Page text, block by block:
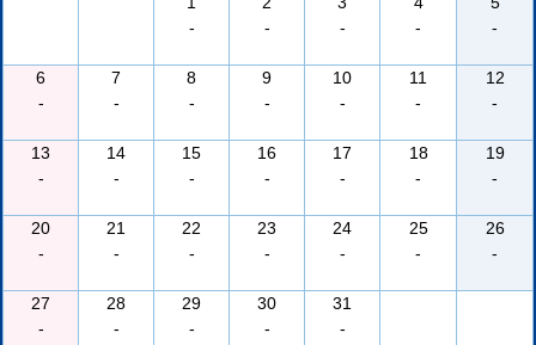
-
-
-
-
-
6
-
7
-
8
-
9
-
10
-
11
-
12
-
13
-
14
-
15
-
16
-
17
-
18
-
19
-
20
-
21
-
22
-
23
-
24
-
25
-
26
-
27
-
28
-
29
-
30
-
31
-